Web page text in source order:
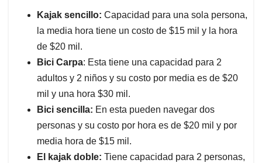
Kajak sencillo: Capacidad para una sola persona,
la media hora tiene un costo de $15 mil y la hora
de $20 mil.
Bici Carpa: Esta tiene una capacidad para 2
adultos y 2 niños y su costo por media es de $20
mil y una hora $30 mil.
Bici sencilla: En esta pueden navegar dos
personas y su costo por hora es de $20 mil y por
media hora de $15 mil.
El kajak doble: Tiene capacidad para 2 personas,